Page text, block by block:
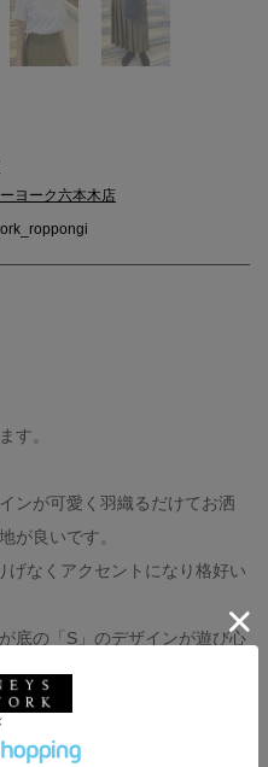
ヨーク六本木店
す。
ンが可愛く羽織るだけてお洒
が良いです。
げなくアクセントになり格好い
底の「S」のデザインが遊び心
す◎